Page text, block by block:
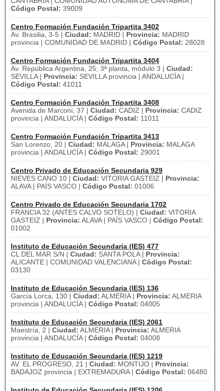
Código Postal: 39009
Centro Formación Fundación Tripartita 3402
Av. Brasilia, 3-5 | Ciudad: MADRID | Provincia: MADRID
provincia | COMUNIDAD DE MADRID | Código Postal: 28028
Centro Formación Fundación Tripartita 3404
Av. República Argentina, 25; 3ª planta, módulo 3 | Ciudad:
SEVILLA | Provincia: SEVILLA provincia | ANDALUCÍA |
Código Postal: 41011
Centro Formación Fundación Tripartita 3408
Avenida de Marconi, 37 | Ciudad: CADIZ | Provincia: CADIZ
provincia | ANDALUCÍA | Código Postal: 11011
Centro Formación Fundación Tripartita 3413
San Lorenzo, 20 | Ciudad: MALAGA | Provincia: MALAGA
provincia | ANDALUCÍA | Código Postal: 29001
Centro Privado de Educación Secundaria 929
NIEVES CANO 10 | Ciudad: VITORIA GASTEIZ | Provincia:
ALAVA | PAÍS VASCO | Código Postal: 01006
Centro Privado de Educación Secundaria 1702
FRANCIA 32 (ANTES CALVO SOTELO) | Ciudad: VITORIA
GASTEIZ | Provincia: ALAVA | PAÍS VASCO | Código Postal:
01002
Instituto de Educación Secundaria (IES) 477
CL DEL MAR S/N | Ciudad: SANTA POLA | Provincia:
ALICANTE | COMUNIDAD VALENCIANA | Código Postal:
03130
Instituto de Educación Secundaria (IES) 136
García Lorca, 130 | Ciudad: ALMERIA | Provincia: ALMERIA
provincia | ANDALUCÍA | Código Postal: 04005
Instituto de Educación Secundaria (IES) 2061
Maestría, 2 | Ciudad: ALMERIA | Provincia: ALMERIA
provincia | ANDALUCÍA | Código Postal: 04008
Instituto de Educación Secundaria (IES) 1219
AV. EL PROGRESO, 21 | Ciudad: MONTIJO | Provincia:
BADAJOZ provincia | EXTREMADURA | Código Postal: 06480